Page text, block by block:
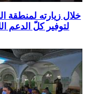
خلال زيارته لمنطقة
لتوفير كلّ الدعم